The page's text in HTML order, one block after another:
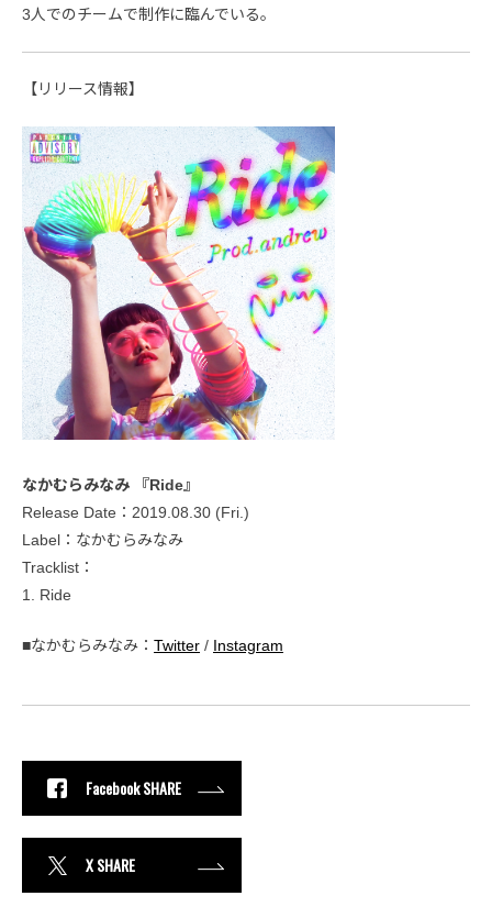
3人でのチームで制作に臨んでいる。
【リリース情報】
なかむらみなみ 『Ride』
Release Date：2019.08.30 (Fri.)
Label：なかむらみなみ
Tracklist：
1. Ride
■なかむらみなみ： Twitter / Instagram
Facebook SHARE
X SHARE